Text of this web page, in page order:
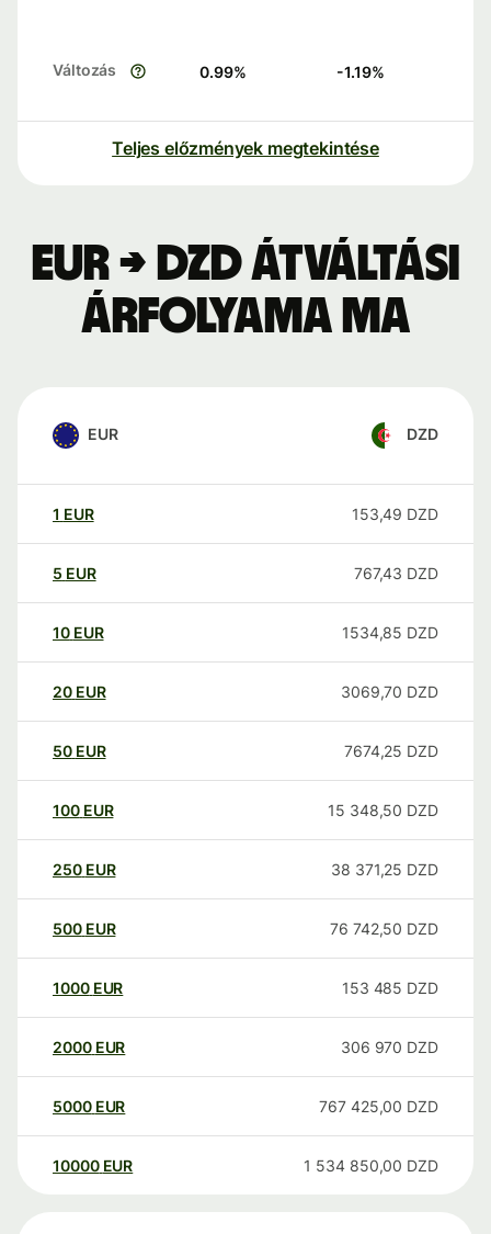
Változás 0.99% -1.19%
Teljes előzmények megtekintése
EUR → DZD átváltási
árfolyama ma
EUR DZD
1 EUR 153,49 DZD
5 EUR 767,43 DZD
10 EUR 1534,85 DZD
20 EUR 3069,70 DZD
50 EUR 7674,25 DZD
100 EUR 15 348,50 DZD
250 EUR 38 371,25 DZD
500 EUR 76 742,50 DZD
1000 EUR 153 485 DZD
2000 EUR 306 970 DZD
5000 EUR 767 425,00 DZD
10000 EUR 1 534 850,00 DZD